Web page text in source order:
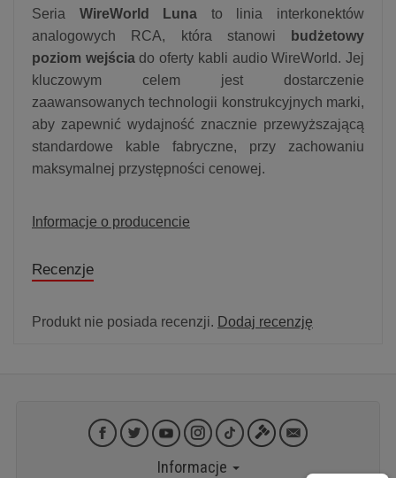
Seria WireWorld Luna to linia interkonektów
analogowych RCA, która stanowi
budżetowy
poziom wejściado oferty kabli audio WireWorld. Jej
kluczowym celem jest dostarczenie
zaawansowanych technologii konstrukcyjnych marki,
aby zapewnić wydajność znacznie przewyższającą
standardowe kable fabryczne, przy zachowaniu
maksymalnej przystępności cenowej.
Informacje o producencie
Recenzje
Produkt nie posiada recenzji. Dodaj recenzję
Informacje